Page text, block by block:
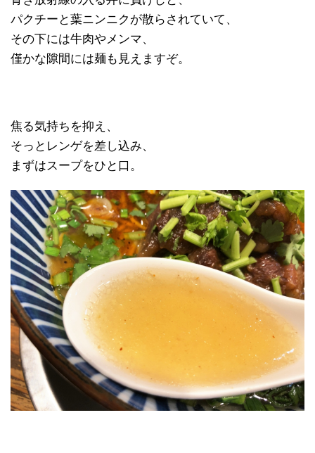
パクチーと葉ニンニクが散らされていて、
その下には牛肉やメンマ、
僅かな隙間には麺も見えますぞ。
焦る気持ちを抑え、
そっとレンゲを差し込み、
まずはスープをひと口。